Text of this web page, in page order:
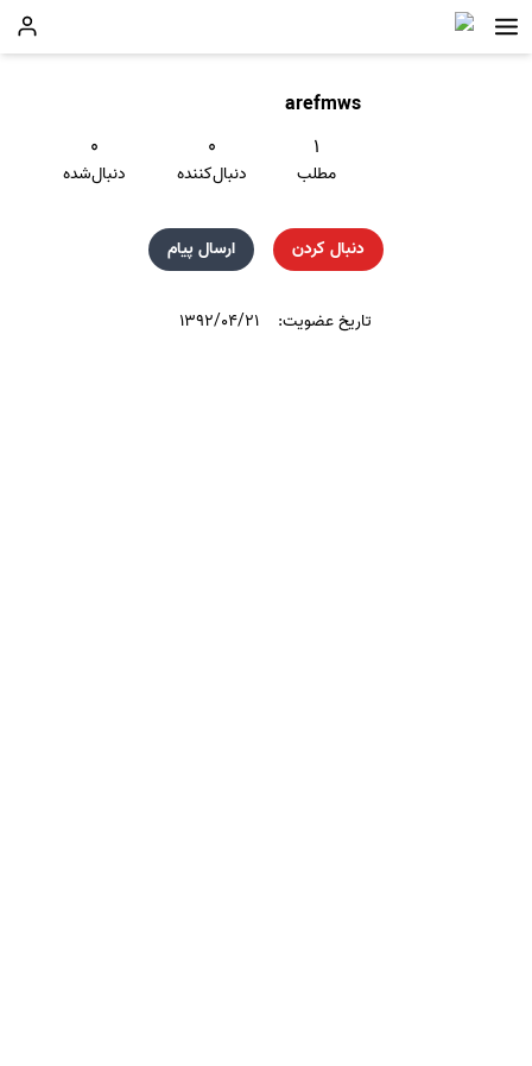
arefmws
۱
مطلب
۰
دنبال‌کننده
۰
دنبال‌شده
دنبال کردن ارسال پیام
تاریخ عضویت: ۱۳۹۲/۰۴/۲۱